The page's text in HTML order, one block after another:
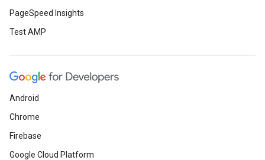
PageSpeed Insights
Test AMP
Android
Chrome
Firebase
Google Cloud Platform